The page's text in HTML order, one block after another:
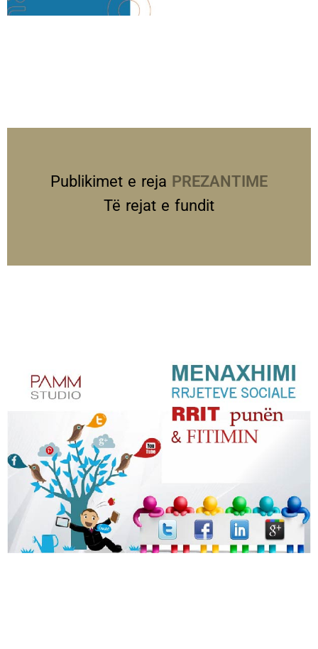
Publikimet e reja PREZANTIME
Të rejat e fundit